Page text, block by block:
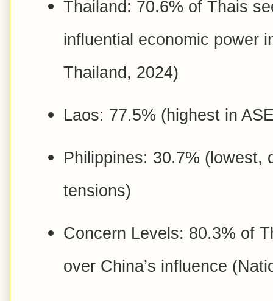
Thailand: 70.6% of Thais
influential economic power
Thailand, 2024)
Laos: 77.5% (highest in
Philippines: 30.7% (lowest,
tensions)
Concern Levels: 80.3% of
over China’s influence